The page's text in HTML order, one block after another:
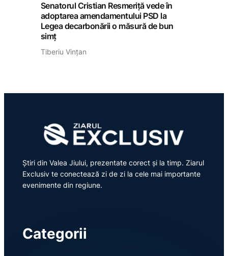
Senatorul Cristian Resmeriță vede în
adoptarea amendamentului PSD la
Legea decarbonării o măsură de bun
simț
Tiberiu Vințan
Știri din Valea Jiului, prezentate corect și la timp. Ziarul
Exclusiv te conectează zi de zi la cele mai importante
evenimente din regiune.
Categorii